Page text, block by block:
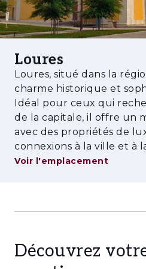
équipements de
cadre qui convient aussi
principale qu'à
Loures
Loures, situé dans la
charme historique et
Idéal pour ceux qui
de la capitale, il offre un
avec des propriétés de
connexions à la ville et à
Voir l'emplacement
Découvrez